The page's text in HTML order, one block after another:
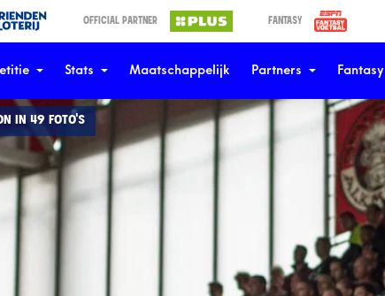
OFFICIAL PARTNER FANTASY
Stats Maatschappelijk Partners Fantasy
IN 49 FOTO'S